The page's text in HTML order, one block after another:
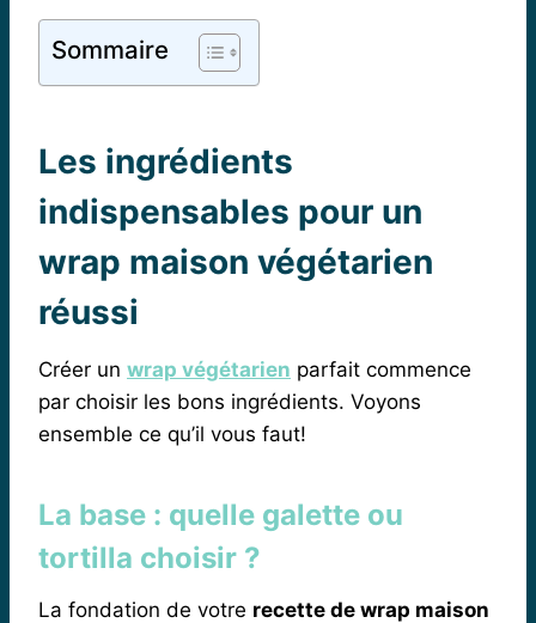
Sommaire
Les ingrédients
indispensables pour un
wrap maison végétarien
réussi
Créer un wrap végétarien parfait commence
par choisir les bons ingrédients. Voyons
ensemble ce qu’il vous faut!
La base : quelle galette ou
tortilla choisir ?
La fondation de votre recette de wrap maison